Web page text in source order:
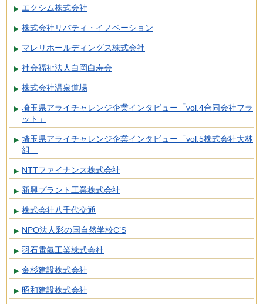
エクシム株式会社
株式会社リバティ・イノベーション
マレリホールディングス株式会社
社会福祉法人白岡白寿会
株式会社温泉道場
埼玉県アライチャレンジ企業インタビュー「vol.4合同会社フラ
ット」
埼玉県アライチャレンジ企業インタビュー「vol.5株式会社大林
組」
NTTファイナンス株式会社
新興プラント工業株式会社
株式会社八千代交通
NPO法人彩の国自然学校C’S
羽石電氣工業株式会社
金杉建設株式会社
昭和建設株式会社